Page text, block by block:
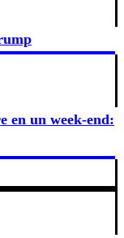
en un week-end: